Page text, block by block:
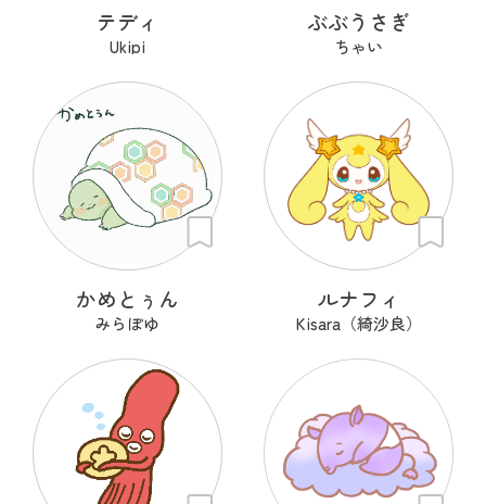
テディ
Ukipi
ぶぶうさぎ
ちゃい
かめとぅん
みらぽゆ
ルナフィ
Kisara（綺沙良）